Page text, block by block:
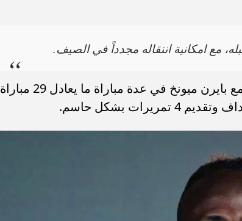
امكانية انتقاله مجدداً في الصيف.
ومن الأخبار الجيّدة مشاركة نيكولاس جاسكون مع بايرن ميونخ في عدة مباراة ما يعادل 29 مباراة